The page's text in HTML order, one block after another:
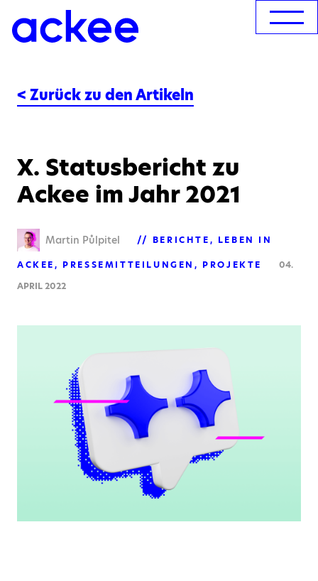
< Zurück zu den Artikeln
X. Statusbericht zu
Ackee im Jahr 2021
Martin Půlpitel BERICHTE LEBEN IN
ACKEE PRESSEMITTEILUNGEN PROJEKTE
04.
APRIL 2022